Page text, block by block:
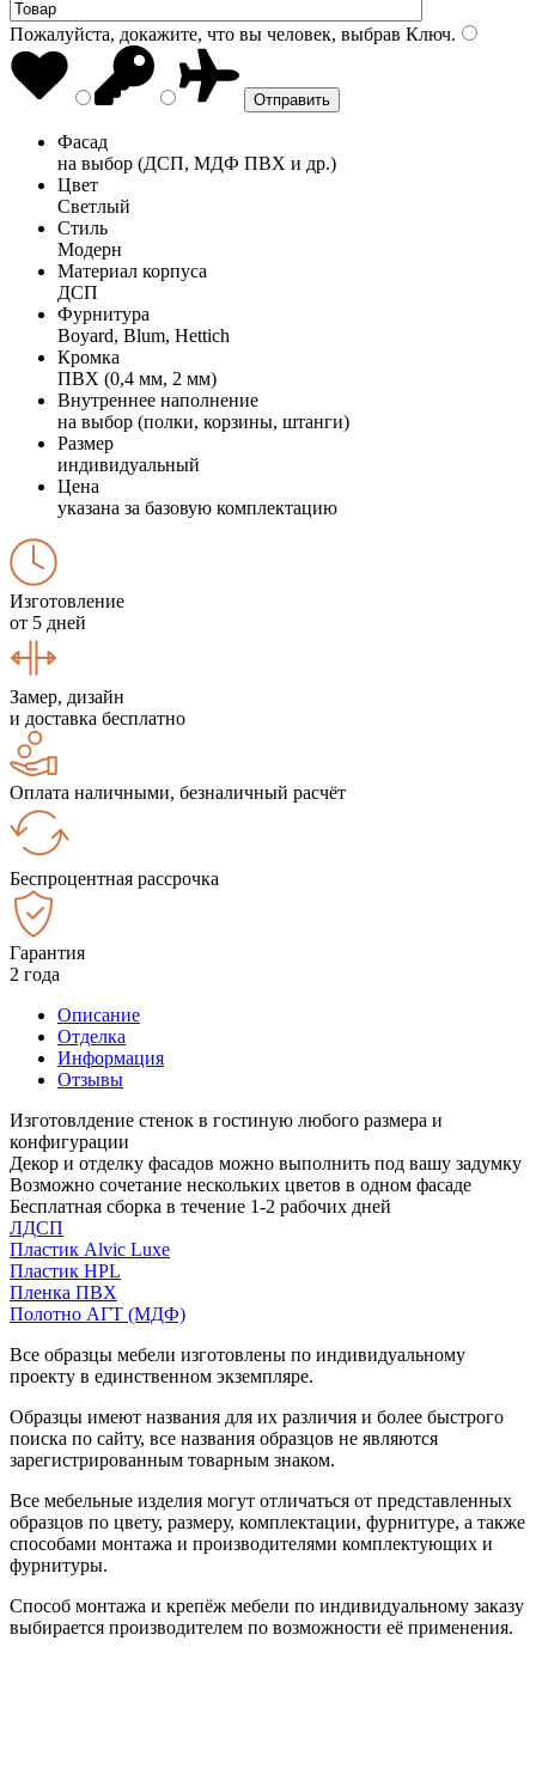
Пожалуйста, докажите, что вы человек, выбрав Ключ.
Фасад
на выбор (ДСП, МДФ ПВХ и др.)
Цвет
Светлый
Стиль
Модерн
Материал корпуса
ДСП
Фурнитура
Boyard, Blum, Hettich
Кромка
ПВХ (0,4 мм, 2 мм)
Внутреннее наполнение
на выбор (полки, корзины, штанги)
Размер
индивидуальный
Цена
указана за базовую комплектацию
Изготовление
от 5 дней
Замер, дизайн
и доставка бесплатно
Оплата наличными, безналичный расчёт
Беспроцентная рассрочка
Гарантия
2 года
Описание
Отделка
Информация
Отзывы
Изготовлдение стенок в гостиную любого размера и
конфигурации
Декор и отделку фасадов можно выполнить под вашу задумку
Возможно сочетание нескольких цветов в одном фасаде
Бесплатная сборка в течение 1-2 рабочих дней
ЛДСП
Пластик Alvic Luxe
Пластик HPL
Пленка ПВХ
Полотно АГТ (МДФ)
Все образцы мебели изготовлены по индивидуальному
проекту в единственном экземпляре.
Образцы имеют названия для их различия и более быстрого
поиска по сайту, все названия образцов не являются
зарегистрированным товарным знаком.
Все мебельные изделия могут отличаться от представленных
образцов по цвету, размеру, комплектации, фурнитуре, а также
способами монтажа и производителями комплектующих и
фурнитуры.
Способ монтажа и крепёж мебели по индивидуальному заказу
выбирается производителем по возможности её применения.